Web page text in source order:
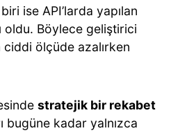
ise API’larda yapılan
oldu. Böylece geliştirici
ciddi ölçüde azalırken
stratejik bir rekabet
bugüne kadar yalnızca